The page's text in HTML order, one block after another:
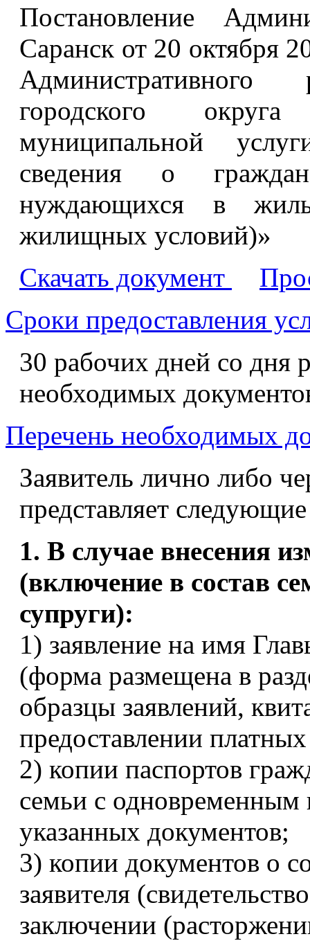
Постановление
Саранск от 20 октября
Административного
городского
муниципальной
сведения о
нуждающихся в
жилищных условий)»
Скачать документ
Сроки предоставления
30 рабочих дней со дня
необходимых
Перечень необходимых
Заявитель лично либо
представляет
1. В случае внесения
(включение в состав
супруги):
1) заявление на имя
(форма размещена в
образцы заявлений,
предоставлении
2) копии паспортов
семьи с одновременным
указанных документов;
3) копии документов о
заявителя
заключении